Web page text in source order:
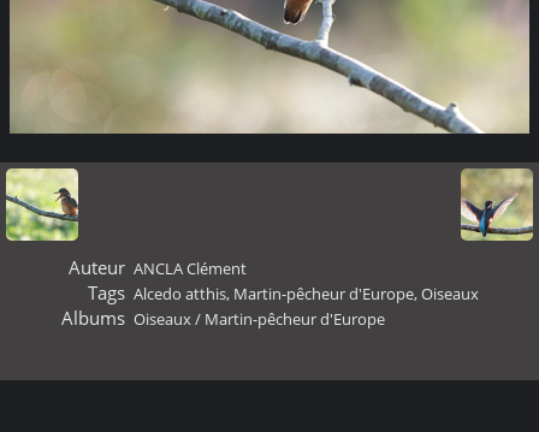
Auteur ANCLA Clément
Tags Alcedo atthis, Martin-pêcheur d'Europe,Oiseaux
Albums Oiseaux/ Martin-pêcheur d'Europe